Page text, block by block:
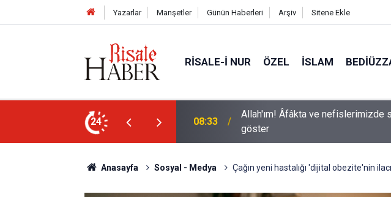
Yazarlar Manşetler Günün Haberleri Arşiv Sitene Ekle
RISALE-I NUR ÖZEL İSLAM
24
hayret verici tecellilerini bize
02:15
Bediüzzaman: Kelimeler, herbir
halde şaşırmıyor
Anasayfa Sosyal - Medya Çağın yeni hastalığı 'dijital obezite'nin